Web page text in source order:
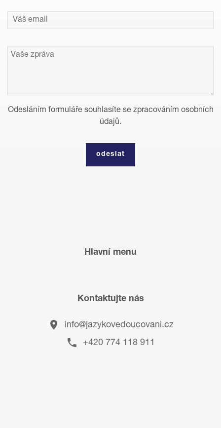
Odesláním formuláře souhlasíte se zpracováním osobních
údajů.
Hlavní menu
Kontaktujte nás
info@jazykovedoucovani.cz
+420 774 118 911